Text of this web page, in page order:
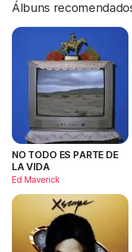
Álbuns
NO TODO ES PARTE DE
LA VIDA
Ed Maverick